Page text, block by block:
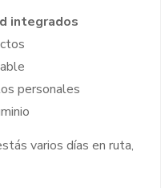
integrados
personales
varios días en ruta,